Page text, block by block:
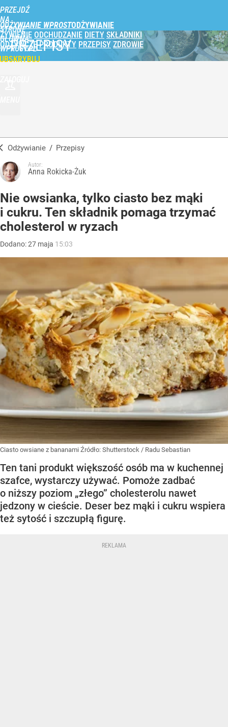
PRZEJDŹ
NA
STRONĘ
GŁÓWNĄ
WPROST.PL
ODŻYWIANIE WPROST
ŻYWIENIE ODCHUDZANIE DIETY SKŁADNIKI
ODŻYWCZE PRODUKTY PRZEPISY ZDROWIE
PRZEPISY
Odżywianie / Przepisy
Autor:
Anna Rokicka-Żuk
Nie owsianka, tylko ciasto bez mąki
i cukru. Ten składnik pomaga trzymać
cholesterol w ryzach
Dodano:27 maja 15:03
Ciasto owsiane z bananami Źródło: Shutterstock / Radu Sebastian
Ten tani produkt większość osób ma w kuchennej
szafce, wystarczy używać. Pomoże zadbać
o niższy poziom „złego” cholesterolu nawet
jedzony w cieście. Deser bez mąki i cukru wspiera
też sytość i szczupłą figurę.